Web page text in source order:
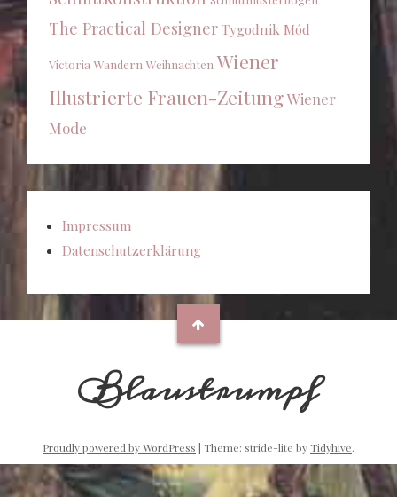
The Practical Designer Tygodnik Mód
Victoria Wandern Weihnachten Wiener
Illustrierte Frauen-ZeitungWiener
Mode
Impressum
Datenschutzerklärung
Blaustrumpf
Proudly powered by WordPress | Theme: stride-lite byTidyhive.